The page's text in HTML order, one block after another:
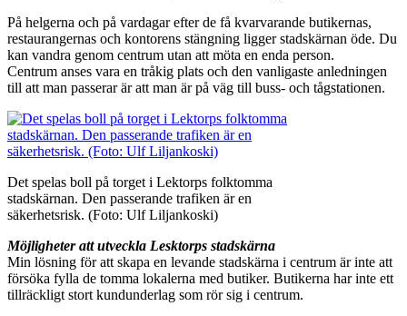
På helgerna och på vardagar efter de få kvarvarande butikernas,
restaurangernas och kontorens stängning ligger stadskärnan öde. Du
kan vandra genom centrum utan att möta en enda person.
Centrum anses vara en tråkig plats och den vanligaste anledningen
till att man passerar är att man är på väg till buss- och tågstationen.
Det spelas boll på torget i Lektorps folktomma
stadskärnan. Den passerande trafiken är en
säkerhetsrisk. (Foto: Ulf Liljankoski)
Möjligheter att utveckla Lesktorps stadskärna
Min lösning för att skapa en levande stadskärna i centrum är inte att
försöka fylla de tomma lokalerna med butiker. Butikerna har inte ett
tillräckligt stort kundunderlag som rör sig i centrum.